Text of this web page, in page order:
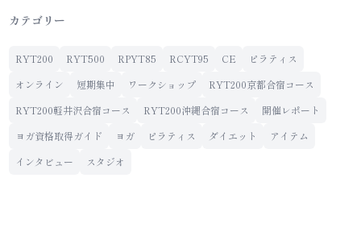
カテゴリー
RYT200 RYT500 RPYT85 RCYT95 CE
ピラティス
オンライン
短期集中 ワークショップ
RYT200京都合宿コース
RYT200軽井沢合宿コース
RYT200沖縄合宿コース
開催レポート
ヨガ資格取得ガイド
ヨガ ピラティス ダイエット
アイテム
インタビュー
スタジオ